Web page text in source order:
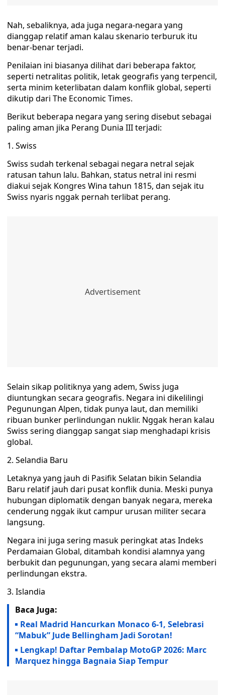
Nah, sebaliknya, ada juga negara-negara yang
dianggap relatif aman kalau skenario terburuk itu
benar-benar terjadi.
Penilaian ini biasanya dilihat dari beberapa faktor,
seperti netralitas politik, letak geografis yang terpencil,
serta minim keterlibatan dalam konflik global, seperti
dikutip dari The Economic Times.
Berikut beberapa negara yang sering disebut sebagai
paling aman jika Perang Dunia III terjadi:
1. Swiss
Swiss sudah terkenal sebagai negara netral sejak
ratusan tahun lalu. Bahkan, status netral ini resmi
diakui sejak Kongres Wina tahun 1815, dan sejak itu
Swiss nyaris nggak pernah terlibat perang.
Selain sikap politiknya yang adem, Swiss juga
diuntungkan secara geografis. Negara ini dikelilingi
Pegunungan Alpen, tidak punya laut, dan memiliki
ribuan bunker perlindungan nuklir. Nggak heran kalau
Swiss sering dianggap sangat siap menghadapi krisis
global.
2. Selandia Baru
Letaknya yang jauh di Pasifik Selatan bikin Selandia
Baru relatif jauh dari pusat konflik dunia. Meski punya
hubungan diplomatik dengan banyak negara, mereka
cenderung nggak ikut campur urusan militer secara
langsung.
Negara ini juga sering masuk peringkat atas Indeks
Perdamaian Global, ditambah kondisi alamnya yang
berbukit dan pegunungan, yang secara alami memberi
perlindungan ekstra.
3. Islandia
Baca Juga:
Real Madrid Hancurkan Monaco 6-1, Selebrasi
“Mabuk” Jude Bellingham Jadi Sorotan!
Lengkap! Daftar Pembalap MotoGP 2026: Marc
Marquez hingga Bagnaia Siap Tempur